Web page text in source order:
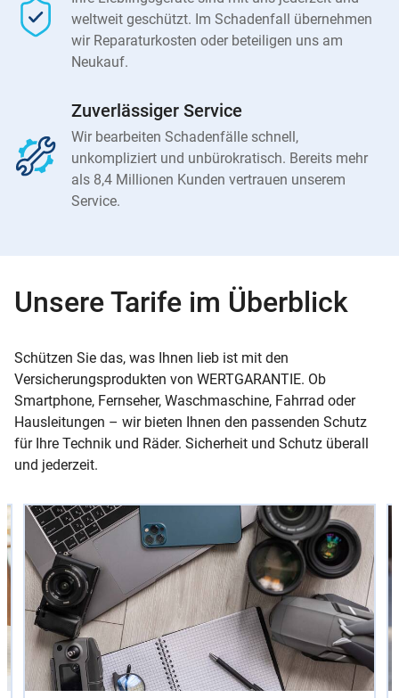
weltweit geschützt. Im Schadenfall übernehmen
wir Reparaturkosten oder beteiligen uns am
Neukauf.
Zuverlässiger Service
Wir bearbeiten Schadenfälle schnell,
unkompliziert und unbürokratisch. Bereits mehr
als 8,4 Millionen Kunden vertrauen unserem
Service.
Unsere Tarife im Überblick
Schützen Sie das, was Ihnen lieb ist mit den
Versicherungsprodukten von WERTGARANTIE. Ob
Smartphone, Fernseher, Waschmaschine, Fahrrad oder
Hausleitungen – wir bieten Ihnen den passenden Schutz
für Ihre Technik und Räder. Sicherheit und Schutz überall
und jederzeit.
Slider
Instructions